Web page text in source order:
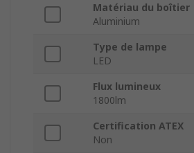
Matériau du boîtier
Aluminium
Type de lampe
LED
Flux lumineux
1800lm
Certification ATEX
Non